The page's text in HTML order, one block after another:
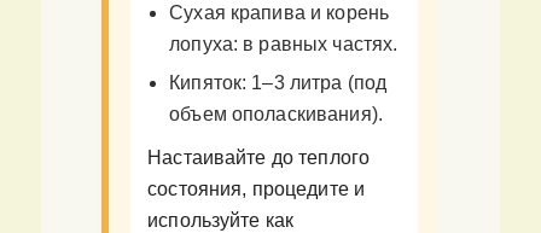
Сухая крапива и корень
лопуха: в равных частях.
Кипяток: 1–3 литра (под
объем ополаскивания).
Настаивайте до теплого
состояния, процедите и
используйте как